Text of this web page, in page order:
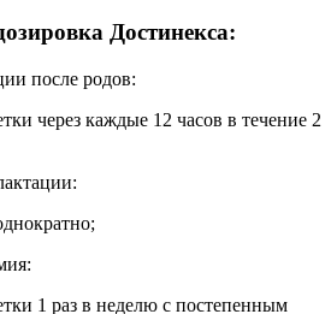
Достинекса:
после родов:
через каждые 12 часов в течение 2
1 раз в неделю с постепенным